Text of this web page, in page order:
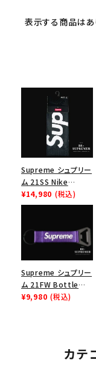
表示する商品はあ
Supreme シュプリー
ム 21SS Nike
Lightweight Crew
Socks(1 Pack) ナイ
ーソックス(1パック)
ブラック
¥14,980 (税込)
Supreme シュプリー
ム 21FW Bottle
Opener Webbing
¥9,980 (税込)
カテ